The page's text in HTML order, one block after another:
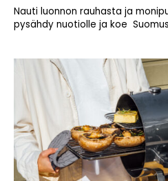
Nauti luonnon rauhasta ja
pysähdy nuotiolle ja koe